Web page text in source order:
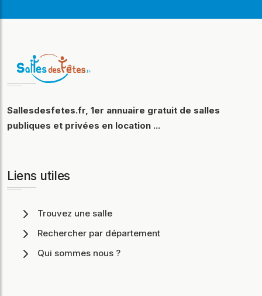
Sallesdesfetes.fr, 1er annuaire gratuit de salles
publiques et privées en location ...
Liens utiles
Trouvez une salle
Rechercher par département
Qui sommes nous ?